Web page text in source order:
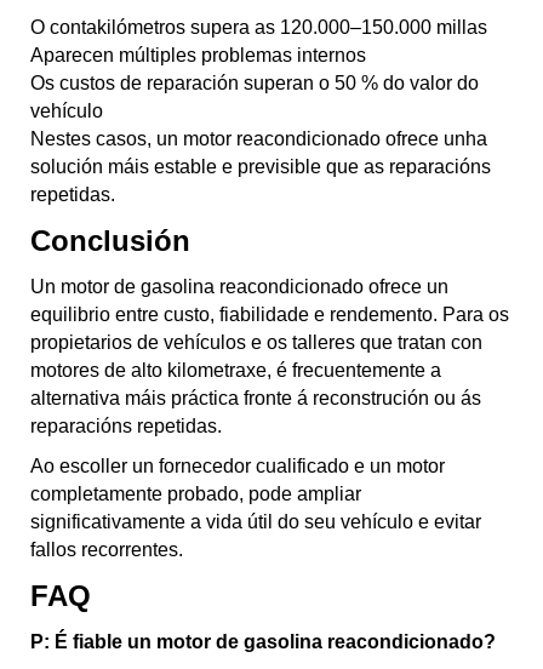
O contakilómetros supera as 120.000–150.000 millas
Aparecen múltiples problemas internos
Os custos de reparación superan o 50 % do valor do
vehículo
Nestes casos, un motor reacondicionado ofrece unha
solución máis estable e previsible que as reparacións
repetidas.
Conclusión
Un motor de gasolina reacondicionado ofrece un
equilibrio entre custo, fiabilidade e rendemento. Para os
propietarios de vehículos e os talleres que tratan con
motores de alto kilometraxe, é frecuentemente a
alternativa máis práctica fronte á reconstrución ou ás
reparacións repetidas.
Ao escoller un fornecedor cualificado e un motor
completamente probado, pode ampliar
significativamente a vida útil do seu vehículo e evitar
fallos recorrentes.
FAQ
P: É fiable un motor de gasolina reacondicionado?